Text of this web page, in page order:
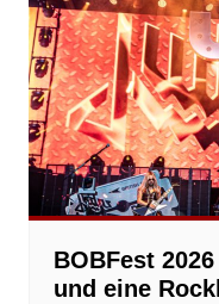
BOBFest
und eine